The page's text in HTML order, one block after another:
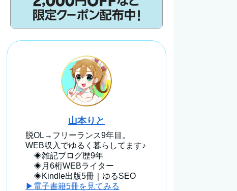
山本りと
脱OL→フリーランス9年目。
WEB収入でゆるく暮らしてます♪
◈雑記ブログ歴9年
◈月6桁WEBライター
◈Kindle出版5冊｜ゆるSEO
▶電子書籍5冊を見てみる